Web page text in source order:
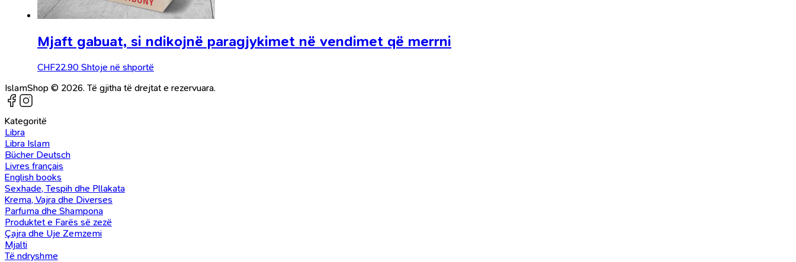
Mjaft gabuat, si ndikojnë paragjykimet në vendimet që merrni
CHF22.90 Shtoje në shportë
IslamShop © 2026. Të gjitha të drejtat e rezervuara.
Kategoritë
Libra
Libra Islam
Bücher Deutsch
Livres français
English books
Sexhade, Tespih dhe Pllakata
Krema, Vajra dhe Diverses
Parfuma dhe Shampona
Produktet e Farës së zezë
Çajra dhe Uje Zemzemi
Mjalti
Të ndryshme